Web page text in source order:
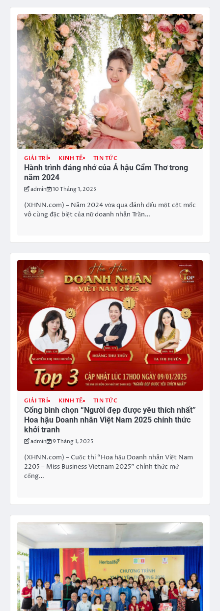
GIẢI TRÍ KINH TẾ TIN TỨC
Hành trình đáng nhớ của Á hậu Cẩm Thơ trong
năm 2024
admin 10 Tháng 1, 2025
(XHNN.com) – Năm 2024 vừa qua đánh dấu một cột mốc
vô cùng đặc biệt của nữ doanh nhân Trần…
GIẢI TRÍ KINH TẾ TIN TỨC
Cổng bình chọn “Người đẹp được yêu thích nhất”
Hoa hậu Doanh nhân Việt Nam 2025 chính thức
khởi tranh
admin 9 Tháng 1, 2025
(XHNN.com) – Cuộc thi “Hoa hậu Doanh nhân Việt Nam
2205 – Miss Business Vietnam 2025” chính thức mở
cổng…